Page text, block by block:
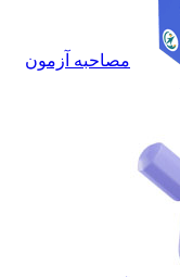
مصاحبه آزمون